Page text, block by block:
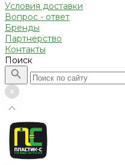
Условия доставки
Вопрос - ответ
Бренды
Партнерство
Контакты
Поиск